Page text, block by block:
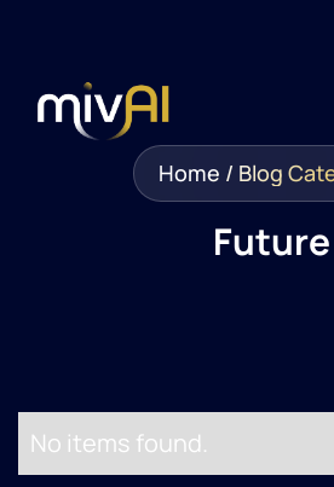
Home / Blog
Future
No items found.